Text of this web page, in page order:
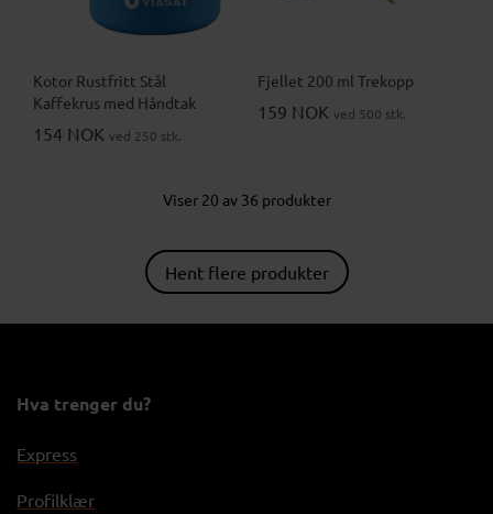
Kotor Rustfritt Stål
Kaffekrus med Håndtak
154 NOK ved 250 stk.
Fjellet 200 ml Trekopp
159 NOK ved 500 stk.
Viser 20 av 36 produkter
Hent flere produkter
Hva trenger du?
Express
Profilklær